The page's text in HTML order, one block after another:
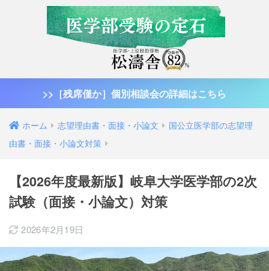
>>［残席僅か］個別相談会の詳細はこちら
ホーム 志望理由書・面接・小論文
国公立医学部の志望理
由書・面接・小論文対策
【2026年度最新版】岐阜大学医学部の2次
試験（面接・小論文）対策
2026年2月19日